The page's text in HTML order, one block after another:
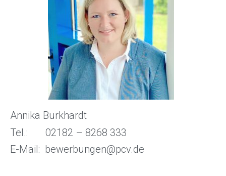
Annika Burkhardt
Tel.: 02182 – 8268 333
E-Mail: bewerbungen@pcv.de